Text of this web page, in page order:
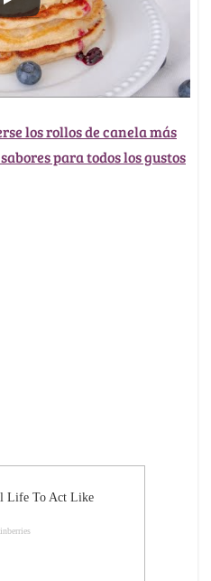
los rollos de canela más
para todos los gustos